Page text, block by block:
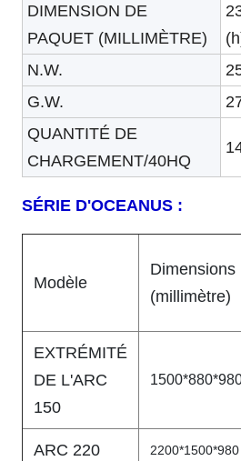
DIMENSION DE
PAQUET (MILLIMÈTRE)
N.W.
G.W.
QUANTITÉ DE
CHARGEMENT/40HQ
SÉRIE D'OCEANUS :
Modèle
Dimensions
(millimètre)
EXTRÉMITÉ
DE L'ARC
150
ARC 220 2200*1500*980